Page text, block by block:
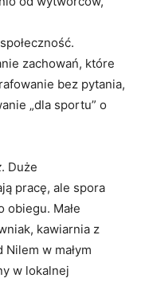
zachowań, które
bez pytania,
„dla sportu” o
. Duże
pracę, ale spora
Małe
kawiarnia z
w małym
w lokalnej